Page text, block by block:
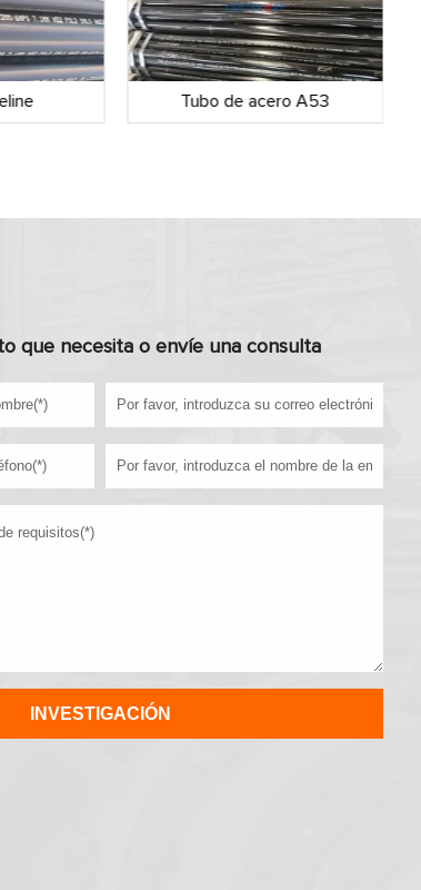
Tubo de acero A53
que necesita o envíe una consulta